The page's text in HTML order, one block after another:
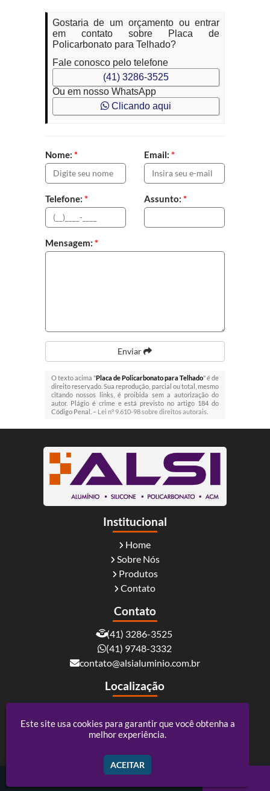
Gostaria de um orçamento ou entrar
em contato sobre Placa de
Policarbonato para Telhado?
Fale conosco pelo telefone
(41) 3286-3525
Ou em nosso WhatsApp
Clicando aqui
Nome: * Email: *
Telefone: * Assunto: *
Mensagem: *
Enviar
O texto acima "Placa de Policarbonato para Telhado" é de
direito reservado. Sua reprodução, parcial ou total, mesmo
citando nossos links, é proibida sem a autorização do
autor. Plágio é crime e está previsto no artigo 184 do
Código Penal. – Lei n° 9.610-98 sobre direitos autorais.
Institucional
Home
Sobre Nós
Produtos
Contato
Contato
(41) 3286-3525
(41) 9748-3332
contato@alsialuminio.com.br
Localização
Curitiba / PR - CEP: 81730-060
Este site usa cookies para garantir que você obtenha a
melhor experiência.
ACEITAR